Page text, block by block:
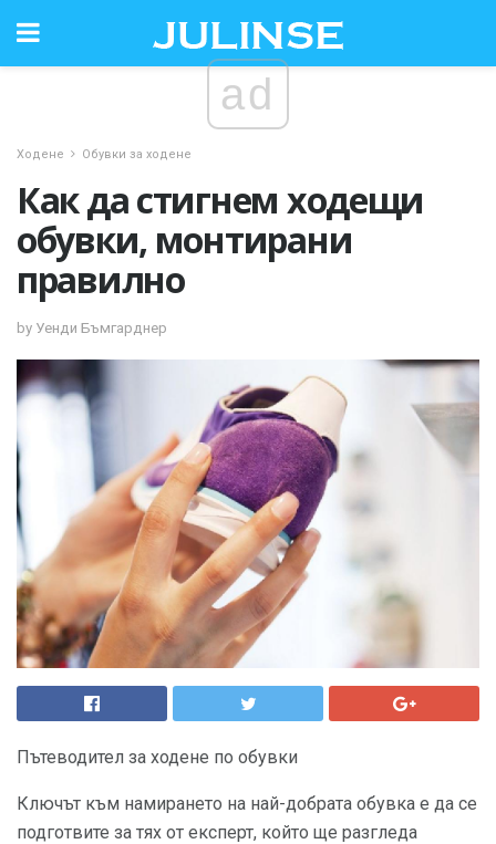
ad
Ходене Обувки за ходене
Как да стигнем ходещи
обувки, монтирани
правилно
by Уенди Бъмгарднер
Пътеводител за ходене по обувки
Ключът към намирането на най-добрата обувка е да се
подготвите за тях от експерт, който ще разгледа